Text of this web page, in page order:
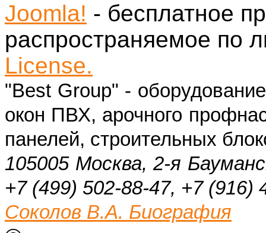
Joomla! - бесплатное
распространяемое по
License.
"Best Group" -
окон ПВХ, арочного
панелей, строительных
105005 Москва, 2-я
+7 (499) 502-88-47, +7 (916)
Соколов В.А. Биография